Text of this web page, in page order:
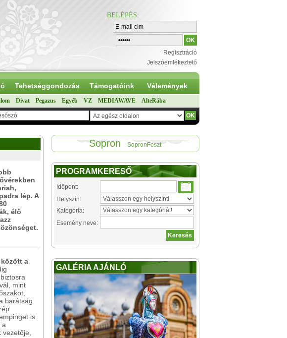
BELÉPÉS:
Regisztráció
Jelszóemlékeztető
Tehetséggondozás Támogatóink Vélemények
Divat Pegazus Egyéb VZ MEDIAWAVE AlteRába
lép. A
élő
a
mint
barátság
is
a
Sopron SopronFeszt
PROGRAMKERESŐ
Időpont:
Helyszín:
Kategória:
Esemény neve:
GALÉRIA AJÁNLÓ